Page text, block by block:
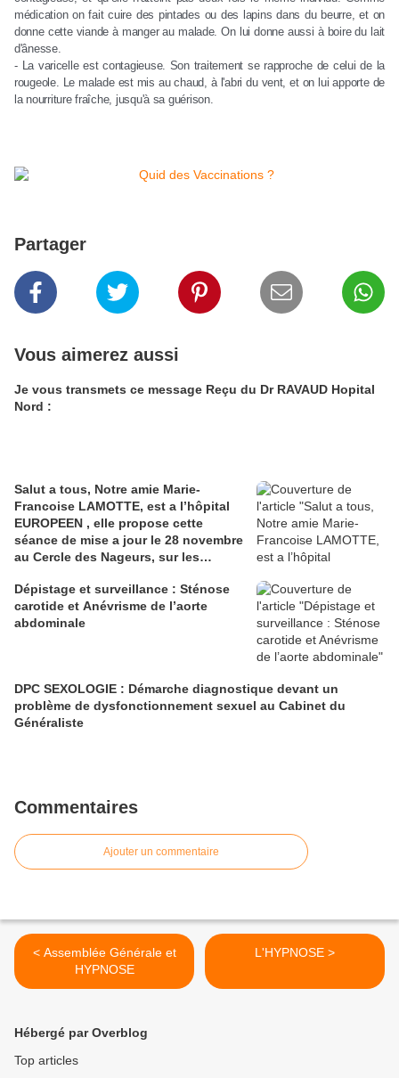
médication on fait cuire des pintades ou des lapins dans du beurre, et on
donne cette viande à manger au malade. On lui donne aussi à boire du lait
d'ânesse.
- La varicelle est contagieuse. Son traitement se rapproche de celui de la
rougeole. Le malade est mis au chaud, à l'abri du vent, et on lui apporte de
la nourriture fraîche, jusqu'à sa guérison.
Partager
Vous aimerez aussi
Je vous transmets ce message Reçu du Dr RAVAUD Hopital
Nord :
Salut a tous, Notre amie Marie-
Francoise LAMOTTE, est a l’hôpital
EUROPEEN , elle propose cette
séance de mise a jour le 28 novembre
au Cercle des Nageurs, sur les
Dépistage et surveillance : Sténose
carotide et Anévrisme de l’aorte
abdominale
DPC SEXOLOGIE : Démarche diagnostique devant un
problème de dysfonctionnement sexuel au Cabinet du
Généraliste
Commentaires
Ajouter un commentaire
< Assemblée Générale et
HYPNOSE
L'HYPNOSE >
Hébergé par Overblog
Top articles